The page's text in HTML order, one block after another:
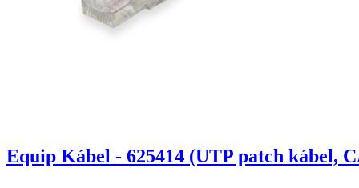
Equip Kábel - 625414 (UTP patch kábel,